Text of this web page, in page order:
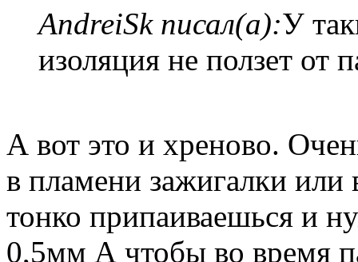
AndreiSk писал(а):У
изоляция не ползет от
А вот это и хреново.
в пламени зажигалки или
тонко припаиваешься и
0,5мм А чтобы во время